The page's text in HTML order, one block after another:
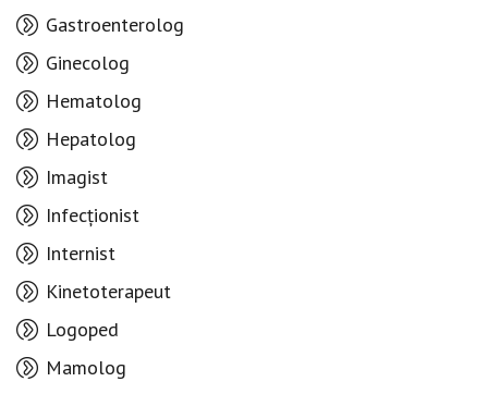
Gastroenterolog
Ginecolog
Hematolog
Hepatolog
Imagist
Infecționist
Internist
Kinetoterapeut
Logoped
Mamolog